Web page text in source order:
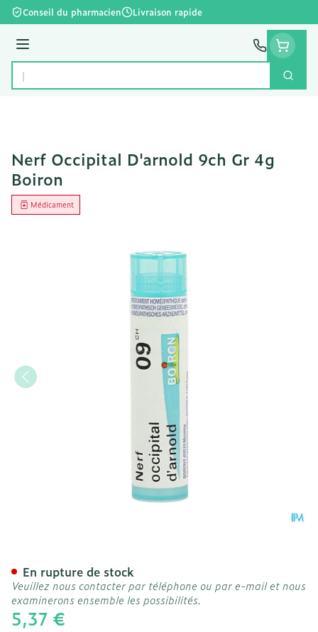
Aller au contenu
Conseil du pharmacien Livraison rapide
Menu
Rechercher
Nerf Occipital D'arnold 9ch Gr 4g
Boiron
Médicament
5,37 €
En rupture de stock
Veuillez nous contacter par téléphone ou par e-mail et nous
examinerons ensemble les possibilités.